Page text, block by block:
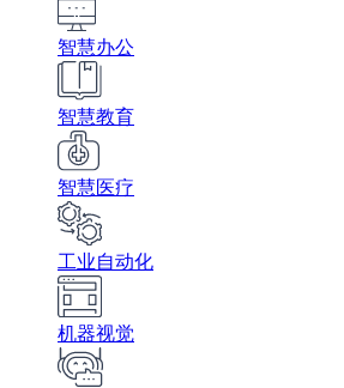
智慧办公
智慧教育
智慧医疗
工业自动化
机器视觉